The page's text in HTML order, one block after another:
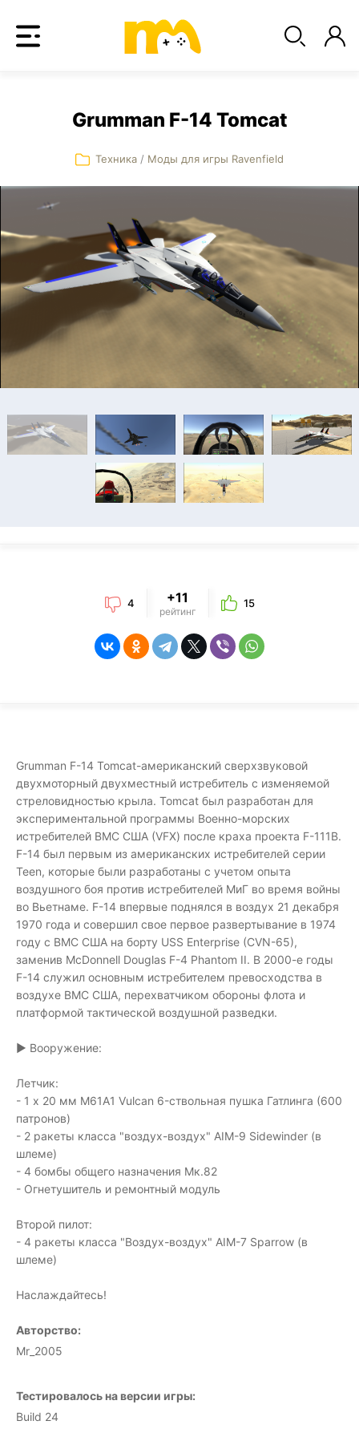
Grumman F-14 Tomcat
Техника / Моды для игры Ravenfield
4 +11
рейтинг
15
Grumman F-14 Tomcat-американский сверхзвуковой
двухмоторный двухместный истребитель с изменяемой
стреловидностью крыла. Tomcat был разработан для
экспериментальной программы Военно-морских
истребителей ВМС США (VFX) после краха проекта F-111B.
F-14 был первым из американских истребителей серии
Teen, которые были разработаны с учетом опыта
воздушного боя против истребителей МиГ во время войны
во Вьетнаме. F-14 впервые поднялся в воздух 21 декабря
1970 года и совершил свое первое развертывание в 1974
году с ВМС США на борту USS Enterprise (CVN-65),
заменив McDonnell Douglas F-4 Phantom II. В 2000-е годы
F-14 служил основным истребителем превосходства в
воздухе ВМС США, перехватчиком обороны флота и
платформой тактической воздушной разведки.
▶ Вооружение:
Летчик:
- 1 х 20 мм M61A1 Vulcan 6-ствольная пушка Гатлинга (600
патронов)
- 2 ракеты класса "воздух-воздух" AIM-9 Sidewinder (в
шлеме)
- 4 бомбы общего назначения Мк.82
- Огнетушитель и ремонтный модуль
Второй пилот:
- 4 ракеты класса "Воздух-воздух" AIM-7 Sparrow (в
шлеме)
Наслаждайтесь!
Авторство:
Mr_2005
Тестировалось на версии игры:
Build 24